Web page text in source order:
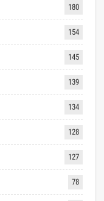
180
154
145
139
134
128
127
78